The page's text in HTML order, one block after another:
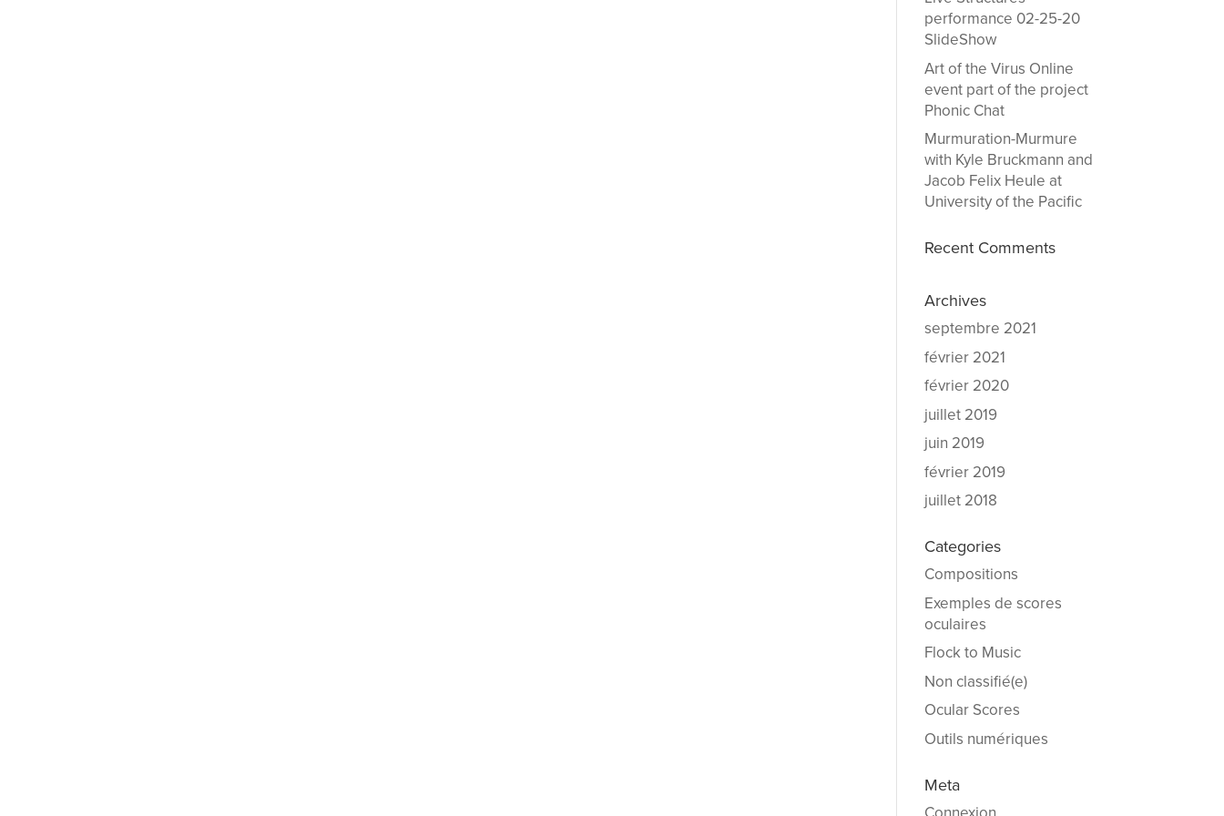
performance 02-25-20
SlideShow
Art of the Virus Online
event part of the project
Phonic Chat
Murmuration-Murmure
with Kyle Bruckmann and
Jacob Felix Heule at
University of the Pacific
Recent Comments
Archives
septembre 2021
février 2021
février 2020
juillet 2019
juin 2019
février 2019
juillet 2018
Categories
Compositions
Exemples de scores
oculaires
Flock to Music
Non classifié(e)
Ocular Scores
Outils numériques
Meta